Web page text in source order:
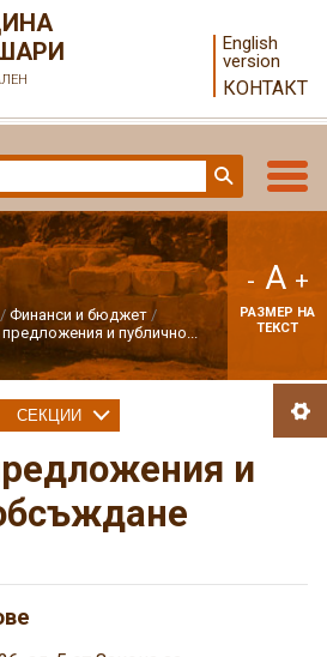
English
version
КОНТАКТ
Финанси и бюджет
и публично...
- A +
РАЗМЕР НА
ТЕКСТ
и
СЕКЦИИ